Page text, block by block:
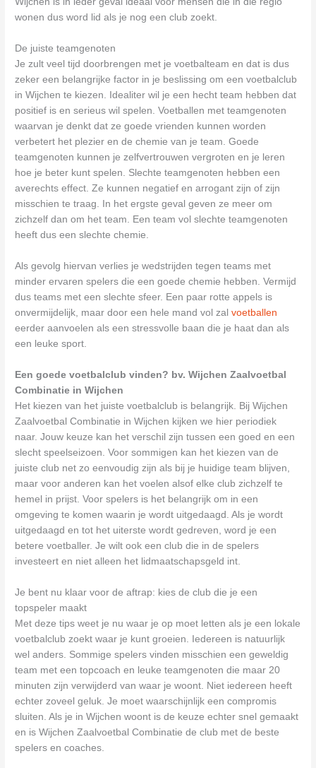
wonen dus word lid als je nog een club zoekt.
De juiste teamgenoten
Je zult veel tijd doorbrengen met je voetbalteam en dat is dus
zeker een belangrijke factor in je beslissing om een voetbalclub
in Wijchen te kiezen. Idealiter wil je een hecht team hebben dat
positief is en serieus wil spelen. Voetballen met teamgenoten
waarvan je denkt dat ze goede vrienden kunnen worden
verbetert het plezier en de chemie van je team. Goede
teamgenoten kunnen je zelfvertrouwen vergroten en je leren
hoe je beter kunt spelen. Slechte teamgenoten hebben een
averechts effect. Ze kunnen negatief en arrogant zijn of zijn
misschien te traag. In het ergste geval geven ze meer om
zichzelf dan om het team. Een team vol slechte teamgenoten
heeft dus een slechte chemie.
Als gevolg hiervan verlies je wedstrijden tegen teams met
minder ervaren spelers die een goede chemie hebben. Vermijd
dus teams met een slechte sfeer. Een paar rotte appels is
onvermijdelijk, maar door een hele mand vol zalvoetballen
eerder aanvoelen als een stressvolle baan die je haat dan als
een leuke sport.
Een goede voetbalclub vinden? bv. Wijchen Zaalvoetbal
Combinatie in Wijchen
Het kiezen van het juiste voetbalclub is belangrijk. Bij Wijchen
Zaalvoetbal Combinatie in Wijchen kijken we hier periodiek
naar. Jouw keuze kan het verschil zijn tussen een goed en een
slecht speelseizoen. Voor sommigen kan het kiezen van de
juiste club net zo eenvoudig zijn als bij je huidige team blijven,
maar voor anderen kan het voelen alsof elke club zichzelf te
hemel in prijst. Voor spelers is het belangrijk om in een
omgeving te komen waarin je wordt uitgedaagd. Als je wordt
uitgedaagd en tot het uiterste wordt gedreven, word je een
betere voetballer. Je wilt ook een club die in de spelers
investeert en niet alleen het lidmaatschapsgeld int.
Je bent nu klaar voor de aftrap: kies de club die je een
topspeler maakt
Met deze tips weet je nu waar je op moet letten als je een lokale
voetbalclub zoekt waar je kunt groeien. Iedereen is natuurlijk
wel anders. Sommige spelers vinden misschien een geweldig
team met een topcoach en leuke teamgenoten die maar 20
minuten zijn verwijderd van waar je woont. Niet iedereen heeft
echter zoveel geluk. Je moet waarschijnlijk een compromis
sluiten. Als je in Wijchen woont is de keuze echter snel gemaakt
en is Wijchen Zaalvoetbal Combinatie de club met de beste
spelers en coaches.